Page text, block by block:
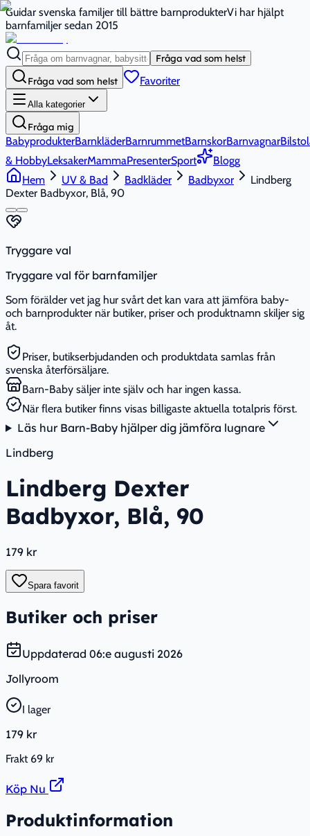
Guidar svenska familjer till bättre barnprodukterVi har hjälpt
barnfamiljer sedan 2015
Fråga vad som helst
Fråga vad som helst Favoriter
Alla kategorier
Fråga mig
BabyprodukterBarnkläderBarnrummetBarnskorBarnvagnar
& HobbyLeksakerMammaPresenterSport
Blogg
Hem
UV & Bad Badkläder Badbyxor
Lindberg
Dexter Badbyxor, Blå, 90
Tryggare val
Tryggare val för barnfamiljer
Som förälder vet jag hur svårt det kan vara att jämföra baby-
och barnprodukter när butiker, priser och produktnamn skiljer sig
åt.
Priser, butikserbjudanden och produktdata samlas från
svenska återförsäljare.
Barn-Baby säljer inte själv och har ingen kassa.
När flera butiker finns visas billigaste aktuella totalpris först.
Läs hur Barn-Baby hjälper dig jämföra lugnare
Lindberg
Lindberg Dexter
Badbyxor, Blå, 90
179 kr
Spara favorit
Butiker och priser
Uppdaterad 06:e augusti 2026
Jollyroom
I lager
179 kr
Frakt 69 kr
Köp Nu
Produktinformation